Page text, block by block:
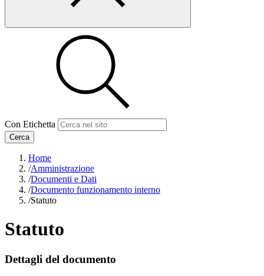
Con Etichetta
Cerca
Home
/Amministrazione
/Documenti e Dati
/Documento funzionamento interno
/Statuto
Statuto
Dettagli del documento